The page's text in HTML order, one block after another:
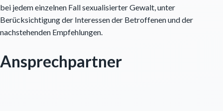
bei jedem einzelnen Fall sexualisierter Gewalt, unter
Berücksichtigung der Interessen der Betroffenen und der
nachstehenden Empfehlungen.
Ansprechpartner